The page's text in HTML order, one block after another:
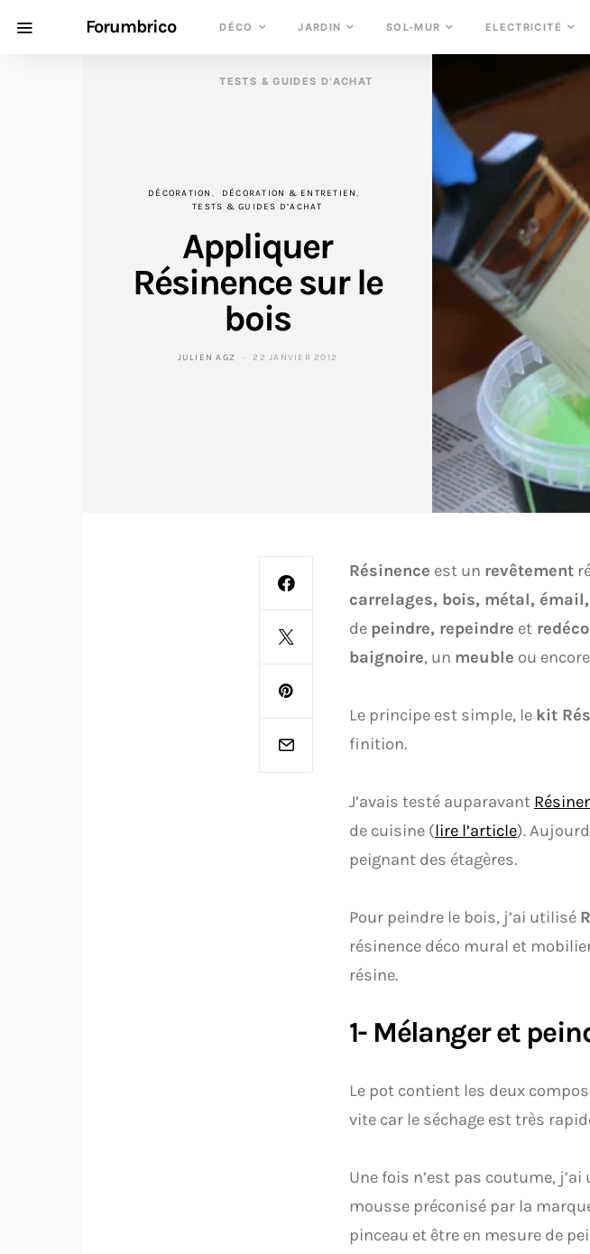
Forumbrico DÉCO JARDIN SOL-MUR ELECTRICITÉ
TESTS & GUIDES D’ACHAT
DÉCORATION
DÉCORATION & ENTRETIEN
TESTS & GUIDES D’ACHAT
Appliquer
Résinence sur le
bois
JULIEN AGZ 22 JANVIER 2012
Résinence est un revêtement
carrelages, bois, métal,
de peindre, repeindre et
baignoire, un meuble ou
Le principe est simple, le kit
finition.
J’avais testé auparavant
de cuisine (lire l’article).
peignant des étagères.
Pour peindre le bois, j’ai utilisé
résinence déco mural et
résine.
1- Mélanger et
Le pot contient les deux
vite car le séchage est très
Une fois n’est pas coutume,
mousse préconisé par la
pinceau et être en mesure de